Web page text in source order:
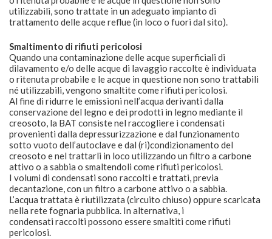
utilizzabili, sono trattate in un adeguato impianto di
trattamento delle acque reflue (in loco o fuori dal sito).
Smaltimento di rifiuti pericolosi
Quando una contaminazione delle acque superficiali di
dilavamento e/o delle acque di lavaggio raccolte è individuata
o ritenuta probabile e le acque in questione non sono trattabili
né utilizzabili, vengono smaltite come rifiuti pericolosi.
Al fine di ridurre le emissioni nell’acqua derivanti dalla
conservazione del legno e dei prodotti in legno mediante il
creosoto, la BAT consiste nel raccogliere i condensati
provenienti dalla depressurizzazione e dal funzionamento
sotto vuoto dell’autoclave e dal (ri)condizionamento del
creosoto e nel trattarli in loco utilizzando un filtro a carbone
attivo o a sabbia o smaltendoli come rifiuti pericolosi.
I volumi di condensati sono raccolti e trattati, previa
decantazione, con un filtro a carbone attivo o a sabbia.
L’acqua trattata è riutilizzata (circuito chiuso) oppure scaricata
nella rete fognaria pubblica. In alternativa, i
condensati raccolti possono essere smaltiti come rifiuti
pericolosi.